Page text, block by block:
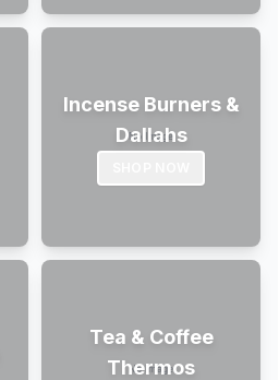
Incense Burners &
Dallahs
Tea & Coffee
Thermos